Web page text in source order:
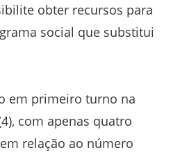
obter recursos para
social que substitui
em primeiro turno na
com apenas quatro
relação ao número